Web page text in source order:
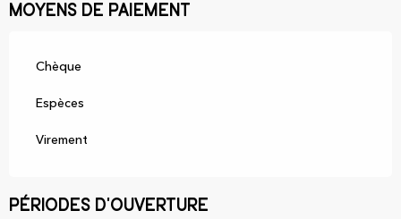
Moyens de paiement
Chèque
Espèces
Virement
Périodes d'ouverture